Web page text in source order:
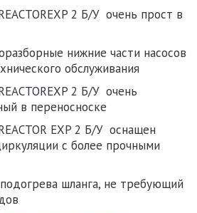
2 Б/У очень прост в
нижние части насосов
обслуживания
2 Б/У очень
в переносноске
EXP 2 Б/У оснащен
с более прочными
шланга, не требующий